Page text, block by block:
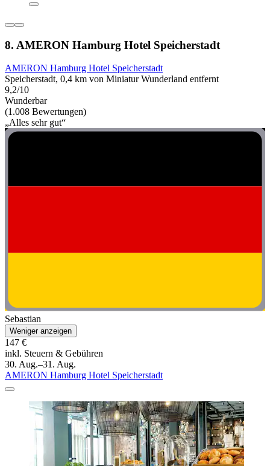
8. AMERON Hamburg Hotel Speicherstadt
AMERON Hamburg Hotel Speicherstadt
Speicherstadt, 0,4 km von Miniatur Wunderland entfernt
9,2/10
Wunderbar
(1.008 Bewertungen)
„Alles sehr gut“
Sebastian
Weniger anzeigen
147 €
inkl. Steuern & Gebühren
30. Aug.–31. Aug.
AMERON Hamburg Hotel Speicherstadt